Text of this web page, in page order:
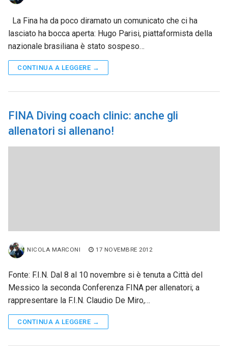
La Fina ha da poco diramato un comunicato che ci ha
lasciato ha bocca aperta: Hugo Parisi, piattaformista della
nazionale brasiliana è stato sospeso…
CONTINUA A LEGGERE →
FINA Diving coach clinic: anche gli
allenatori si allenano!
NICOLA MARCONI 17 NOVEMBRE 2012
Fonte: F.I.N. Dal 8 al 10 novembre si è tenuta a Città del
Messico la seconda Conferenza FINA per allenatori; a
rappresentare la F.I.N. Claudio De Miro,…
CONTINUA A LEGGERE →